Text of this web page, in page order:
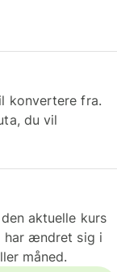
konvertere fra.
du vil
aktuelle kurs
har ændret sig i
måned.